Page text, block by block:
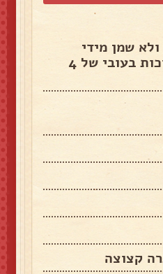
ולא שמן מידי
חתוך לרצועות ארוכות בעובי של 4